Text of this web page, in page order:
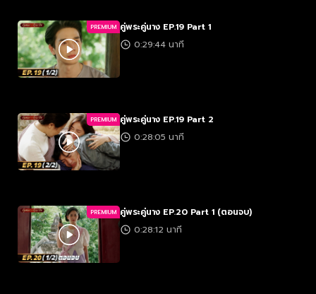
PREMIUM คู่พระคู่นาง EP.19 Part 1
0:29:44 นาที
PREMIUM คู่พระคู่นาง EP.19 Part 2
0:28:05 นาที
PREMIUM คู่พระคู่นาง EP.20 Part 1 (ตอนจบ)
0:28:12 นาที